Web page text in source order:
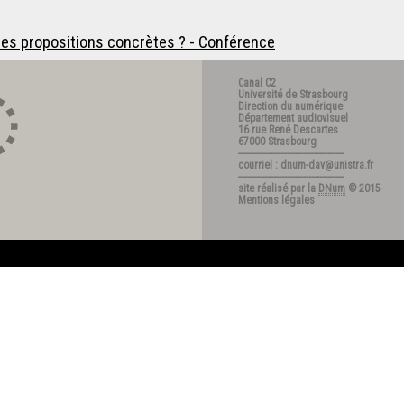
propositions concrètes ? - Conférence
Canal C2
Université de Strasbourg
Direction du numérique
Département audiovisuel
16 rue René Descartes
67000 Strasbourg
---------------------------------------
courriel : dnum-dav@unistra.fr
---------------------------------------
site réalisé par la DNum © 2015
Mentions légales